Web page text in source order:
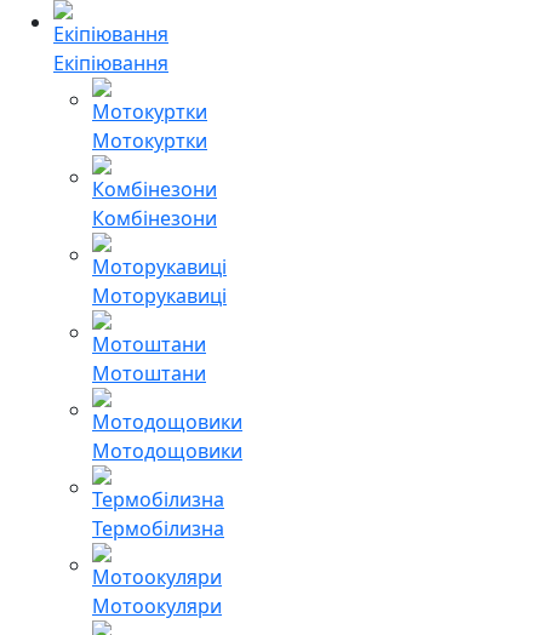
Екіпіювання
Мотокуртки
Комбінезони
Моторукавиці
Мотоштани
Мотодощовики
Термобілизна
Мотоокуляри